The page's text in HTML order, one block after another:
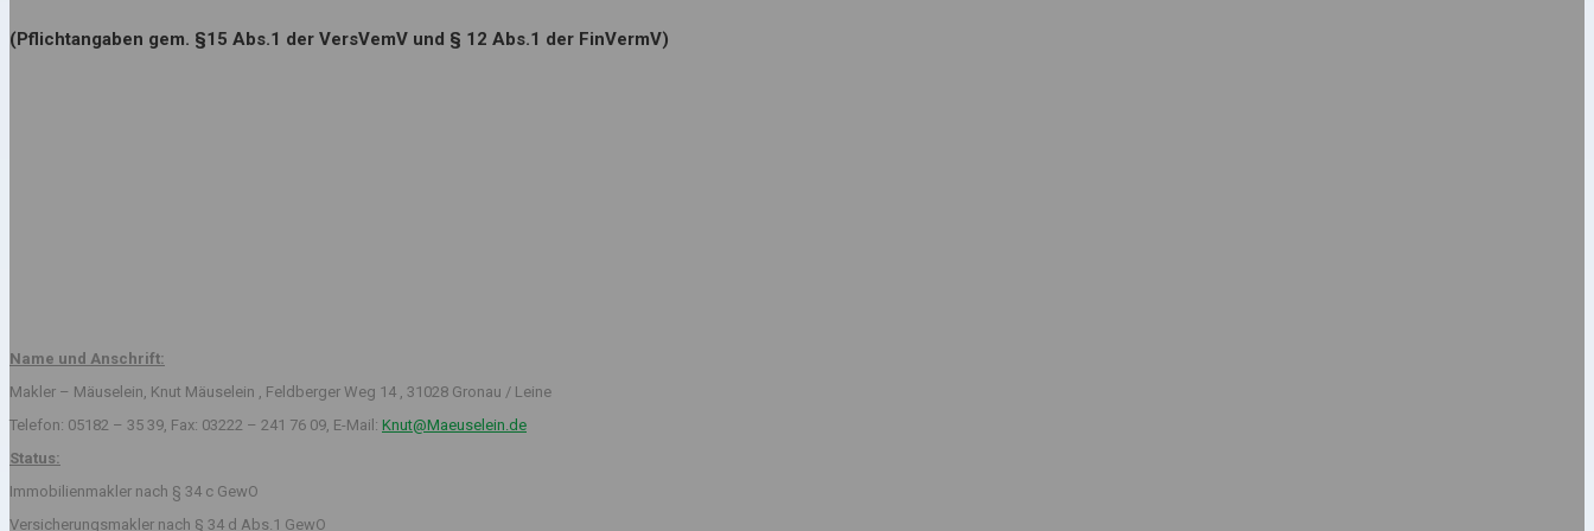
(Pflichtangaben gem. §15 Abs.1 der VersVemV und § 12 Abs.1 der FinVermV)
Name und Anschrift:
Makler – Mäuselein, Knut Mäuselein , Feldberger Weg 14 , 31028 Gronau / Leine
Telefon: 05182 – 35 39, Fax: 03222 – 241 76 09, E-Mail: Knut@Maeuselein.de
Status:
Immobilienmakler nach § 34 c GewO
Versicherungsmakler nach § 34 d Abs.1 GewO